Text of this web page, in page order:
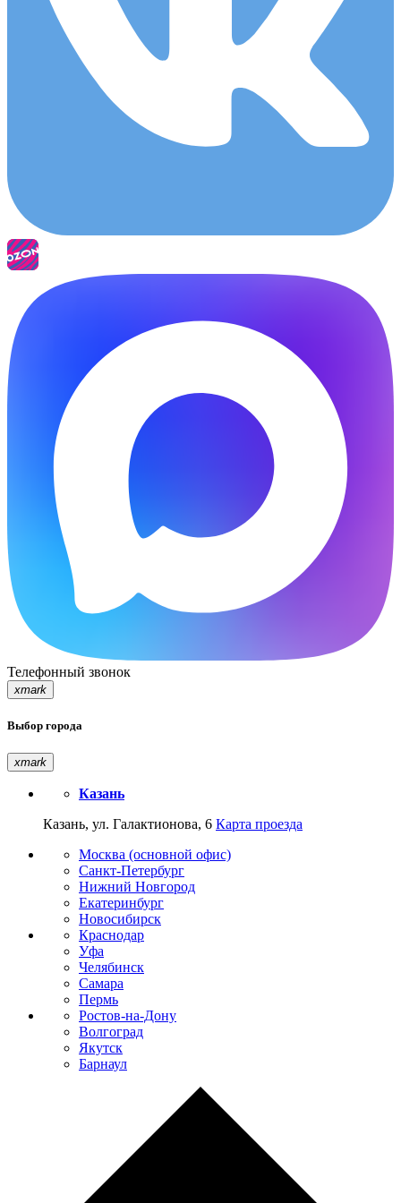
Телефонный звонок
xmark
Выбор города
xmark
Казань
Казань, ул. Галактионова, 6 Карта проезда
Москва (основной офис)
Санкт-Петербург
Нижний Новгород
Екатеринбург
Новосибирск
Краснодар
Уфа
Челябинск
Самара
Пермь
Ростов-на-Дону
Волгоград
Якутск
Барнаул